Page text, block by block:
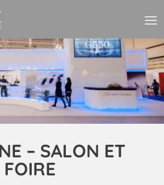
– SALON ET
FOIRE